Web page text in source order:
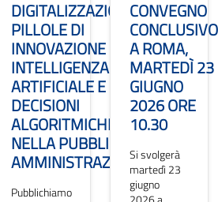
DIGITALIZZAZIONE:
PILLOLE DI
INNOVAZIONE
INTELLIGENZA
ARTIFICIALE E
DECISIONI
ALGORITMICHE
NELLA PUBBLICA
AMMINISTRAZIONE
Pubblichiamo
CONVEGNO
CONCLUSIVO
A ROMA,
MARTEDÌ 23
GIUGNO
2026 ORE
10.30
Si svolgerà
martedì 23
giugno